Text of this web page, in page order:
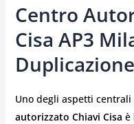
Centro
Cisa AP3
Uno degli aspetti
autorizzato Chiavi Cisa è